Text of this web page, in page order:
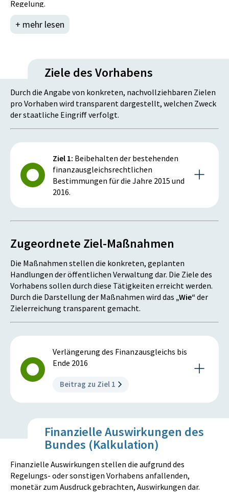
Regelung.
+ mehr lesen
Ziele des Vorhabens
Durch die Angabe von konkreten, nachvollziehbaren Zielen
pro Vorhaben wird transparent dargestellt, welchen Zweck
der staatliche Eingriff verfolgt.
Ziel 1: Beibehalten der bestehenden
finanzausgleichsrechtlichen
Bestimmungen für die Jahre 2015 und
2016.
Kennzahlen und Meilensteine des Ziels
Meilenstein 1: Einhaltung
Ausgangszustand 2014:
Die Regelungen des Finanzausgleichs, insbesondere
das Finanzausgleichsgesetz 2008 sowie die
begleitenden Vereinbarungen gemäß Art. 15a B-VG,
treten mit Ablauf des Jahres 2014 außer Kraft. Ein
Zielzustand 2016:
Die für 2015 und 2016 verlängerten
finanzausgleichsrechtlichen Bestimmungen werden
Istzustand 2016:
Die für 2015 und 2016 verlängerten
finanzausgleichsrechtlichen Bestimmungen werden
von den Finanzausgleichspartnern eingehalten und
korrekt vollzogen.
Zugeordnete Ziel-Maßnahmen
Die Maßnahmen stellen die konkreten, geplanten
Handlungen der öffentlichen Verwaltung dar. Die Ziele des
Vorhabens sollen durch diese Tätigkeiten erreicht werden.
Durch die Darstellung der Maßnahmen wird das „Wie“der
Zielerreichung transparent gemacht.
Verlängerung des Finanzausgleichs bis
Ende 2016
Beitrag zu Ziel 1
Beschreibung der Ziel-Maßnahme
Der zeitliche Geltungsbereich der den
Finanzausgleich regelnden Gesetze und
Vereinbarungen gemäß Art. 15a B-VG wird
dahingehend geändert, dass sie erst mit Ablauf des
Jahres 2016 außer Kraft treten. Diese Verlängerung
erfolgt in Form des ggstdl. Sammelgesetzes sowie
Finanzielle Auswirkungen des
Bundes (Kalkulation)
Finanzielle Auswirkungen stellen die aufgrund des
Regelungs- oder sonstigen Vorhabens anfallenden,
monetär zum Ausdruck gebrachten, Auswirkungen dar.